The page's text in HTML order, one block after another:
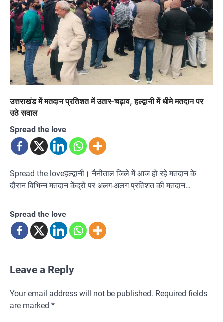
उत्तराखंड में मतदान प्रतिशत में उतार-चढ़ाव, हल्द्वानी में धीमे मतदान पर
उठे सवाल
Spread the love
Spread the loveहल्द्वानी। नैनीताल जिले में आज हो रहे मतदान के
दौरान विभिन्न मतदान केंद्रों पर अलग-अलग प्रतिशत की मतदान…
Spread the love
Leave a Reply
Your email address will not be published. Required fields
are marked *